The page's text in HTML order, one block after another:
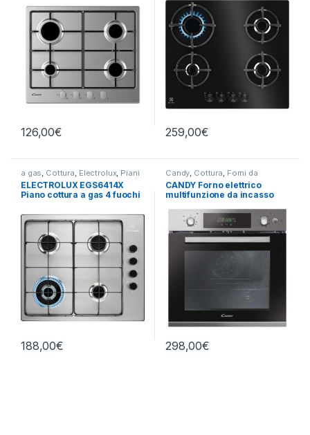
126,00€ 259,00€
a gas Cottura Electrolux, Piani
Cottura
ELECTROLUX EGS6414X
Piano cottura a gas 4 fuochi
188,00€
Candy Cottura Forni da
Incasso
CANDY Forno elettrico
multifunzione da incasso
298,00€